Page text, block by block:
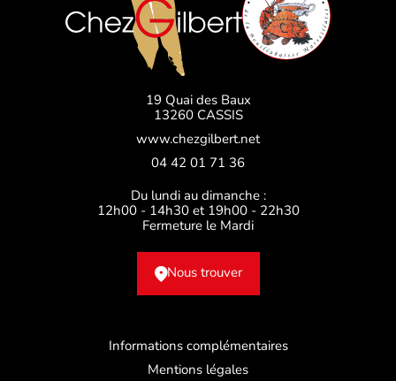
19 Quai des Baux
13260 CASSIS
www.chezgilbert.net
04 42 01 71 36
Du lundi au dimanche :
12h00 - 14h30 et 19h00 - 22h30
Fermeture le Mardi
Nous trouver
Informations complémentaires
Mentions légales